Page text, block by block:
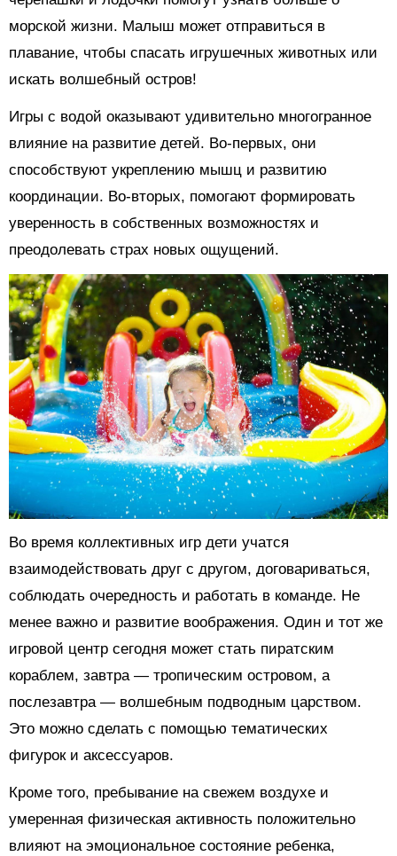
морской жизни. Малыш может отправиться в
плавание, чтобы спасать игрушечных животных или
искать волшебный остров!
Игры с водой оказывают удивительно многогранное
влияние на развитие детей. Во-первых, они
способствуют укреплению мышц и развитию
координации. Во-вторых, помогают формировать
уверенность в собственных возможностях и
преодолевать страх новых ощущений.
Во время коллективных игр дети учатся
взаимодействовать друг с другом, договариваться,
соблюдать очередность и работать в команде. Не
менее важно и развитие воображения. Один и тот же
игровой центр сегодня может стать пиратским
кораблем, завтра — тропическим островом, а
послезавтра — волшебным подводным царством.
Это можно сделать с помощью тематических
фигурок и аксессуаров.
Кроме того, пребывание на свежем воздухе и
умеренная физическая активность положительно
влияют на эмоциональное состояние ребенка,